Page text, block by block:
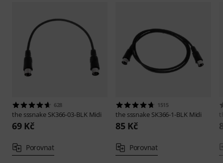
628
the sssnake SK366-03-BLK Midi
69 Kč
Porovnat
1515
the sssnake SK366-1-BLK Midi
85 Kč
Porovnat